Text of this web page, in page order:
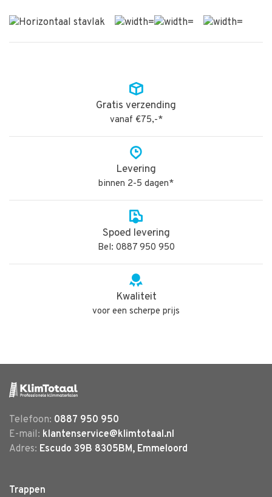
Gratis verzending
vanaf €75,-*
Levering
binnen 2-5 dagen*
Spoed levering
Bel: 0887 950 950
Kwaliteit
voor een scherpe prijs
Telefoon: 0887 950 950
E-mail: klantenservice@klimtotaal.nl
Adres: Escudo 39B 8305BM, Emmeloord
Trappen